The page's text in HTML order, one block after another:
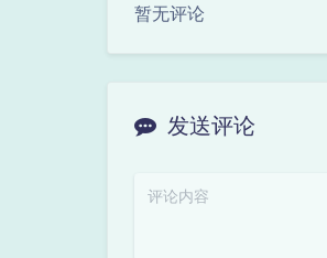
暂无评论
发送评论